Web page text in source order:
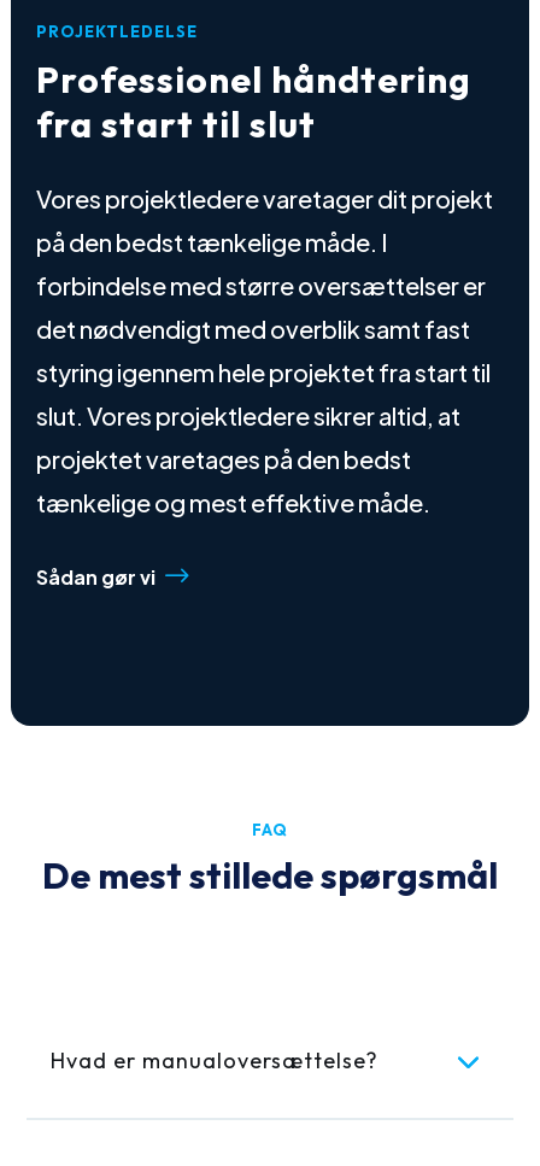
Professionel håndtering
fra start til slut
på den bedst tænkelige måde. I
forbindelse med større oversættelser er
det nødvendigt med overblik samt fast
styring igennem hele projektet fra start til
slut. Vores projektledere sikrer altid, at
projektet varetages på den bedst
tænkelige og mest effektive måde.
De mest stillede spørgsmål